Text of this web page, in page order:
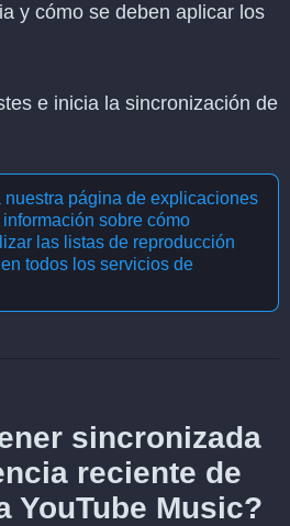
y cómo se deben aplicar los
e inicia la sincronización de
nuestra página de explicaciones
sobre cómo
las listas de reproducción
todos los servicios de
sincronizada
reciente de
YouTube Music?